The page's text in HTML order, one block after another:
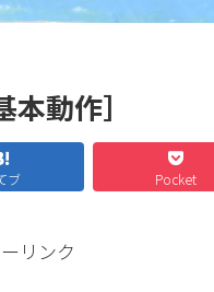
動作］
ブ Pocket
リンク